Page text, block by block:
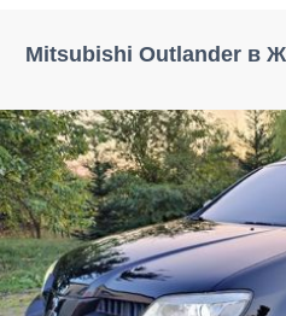
Mitsubishi Outlander в